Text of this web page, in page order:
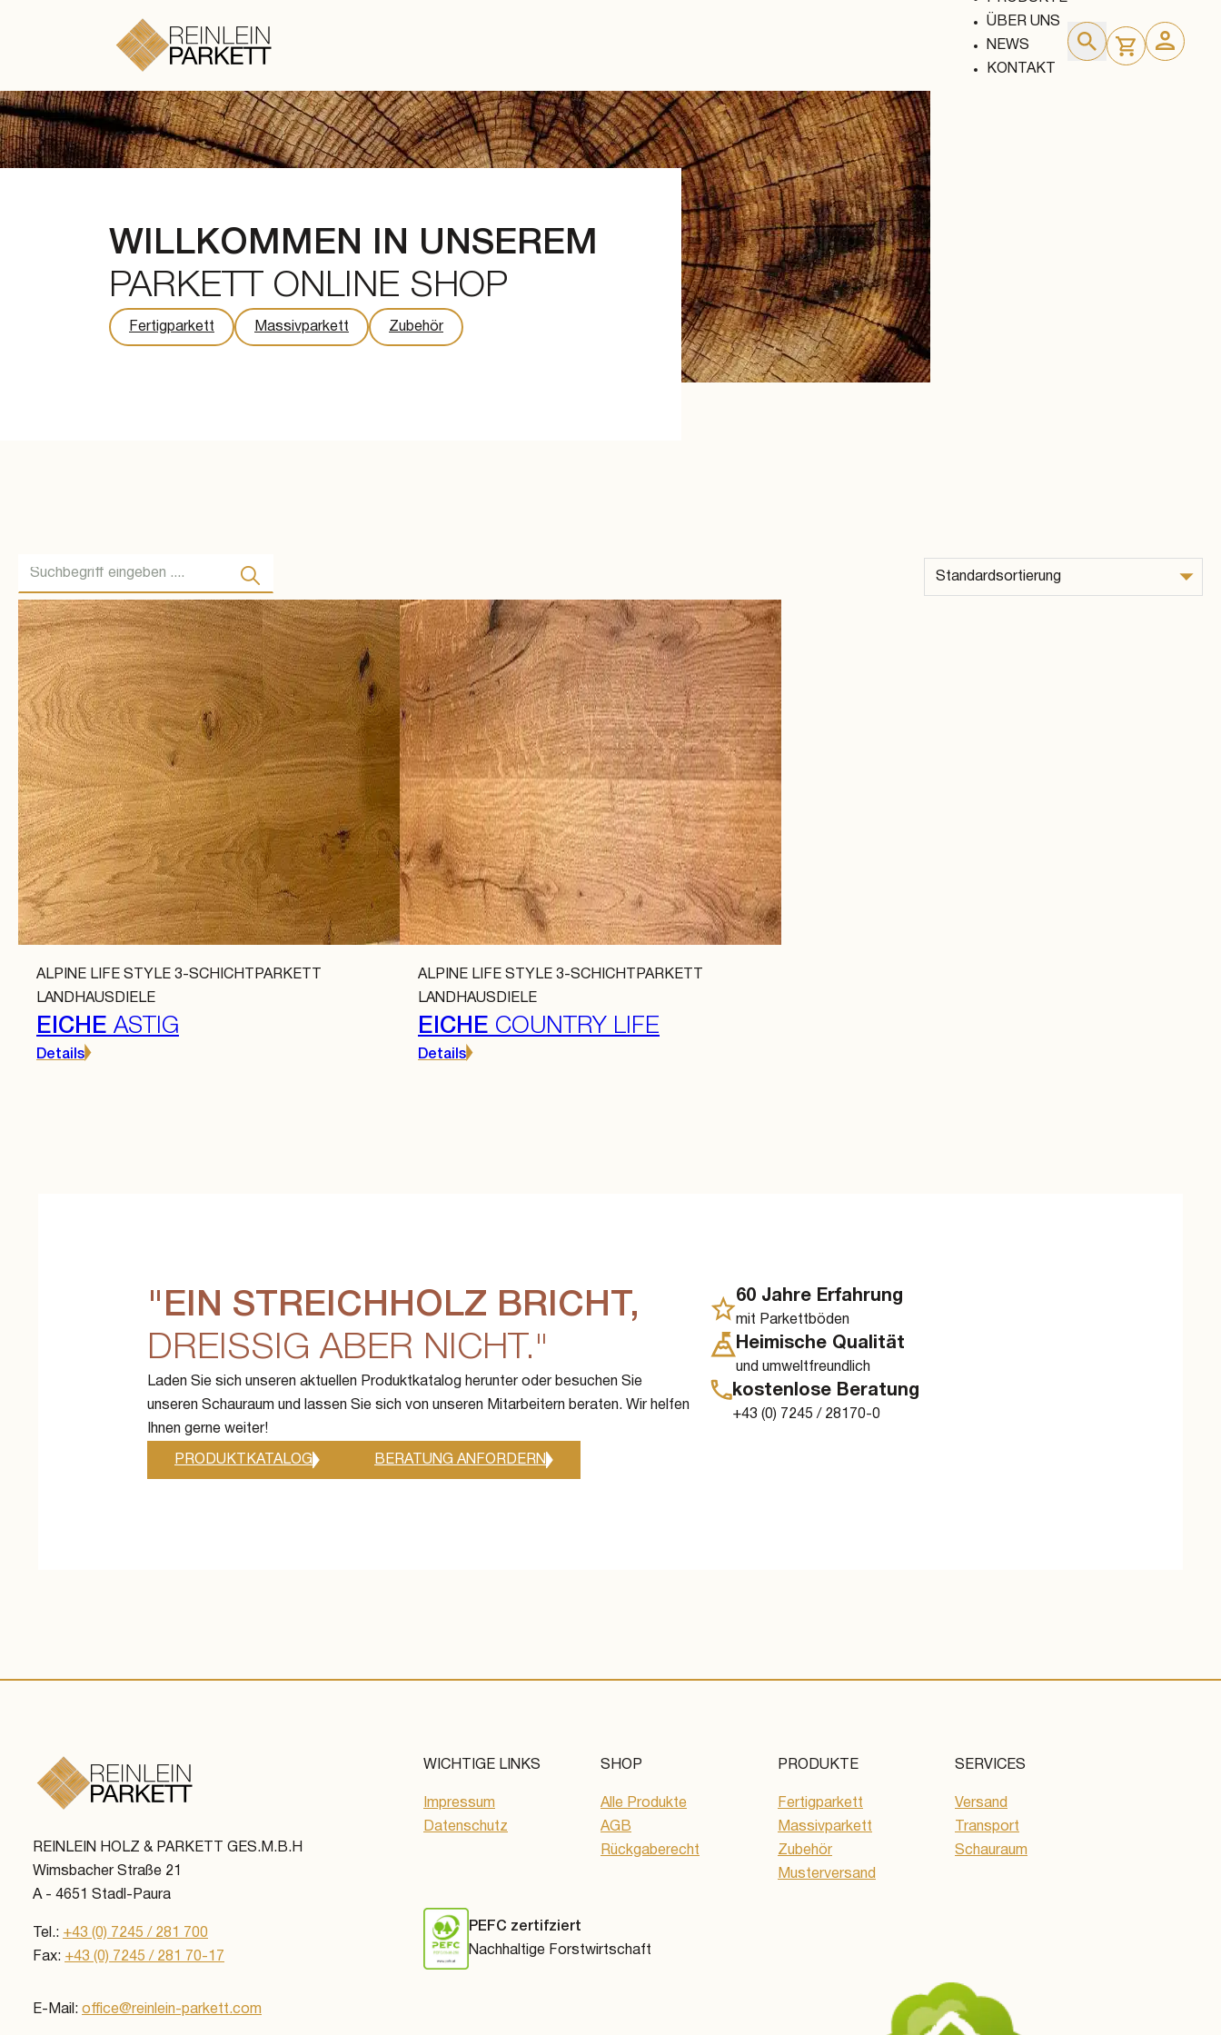
Zum Hauptinhalt springen
Zum Footer springen
ÜBER UNS
NEWS
KONTAKT
WILLKOMMEN IN UNSEREM
PARKETT ONLINE SHOP
Fertigparkett Massivparkett Zubehör
Suche ...
ALPINE LIFE STYLE 3-SCHICHTPARKETT
LANDHAUSDIELE
EICHE ASTIG
Details
ALPINE LIFE STYLE 3-SCHICHTPARKETT
LANDHAUSDIELE
EICHE COUNTRY LIFE
Details
"EIN STREICHHOLZ BRICHT,
DREISSIG ABER NICHT."
Laden Sie sich unseren aktuellen Produktkatalog herunter oder besuchen Sie
unseren Schauraum und lassen Sie sich von unseren Mitarbeitern beraten. Wir helfen
Ihnen gerne weiter!
PRODUKTKATALOG BERATUNG ANFORDERN
60 Jahre Erfahrung
mit Parkettböden
Heimische Qualität
und umweltfreundlich
kostenlose Beratung
+43 (0) 7245 / 28170-0
REINLEIN HOLZ & PARKETT GES.M.B.H
Wimsbacher Straße 21
A - 4651 Stadl-Paura
Tel.: +43 (0) 7245 / 281 700
Fax: +43 (0) 7245 / 281 70-17
E-Mail: office@reinlein-parkett.com
WICHTIGE LINKS
Impressum
Datenschutz
SHOP
Alle Produkte
AGB
Rückgaberecht
PRODUKTE
Fertigparkett
Massivparkett
Zubehör
Musterversand
SERVICES
Versand
Transport
Schauraum
PEFC zertifziert
Nachhaltige Forstwirtschaft